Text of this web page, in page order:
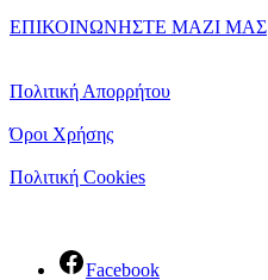
ΕΠΙΚΟΙΝΩΝΗΣΤΕ ΜΑΖΙ ΜΑΣ
Πολιτική Απορρήτου
Όροι Χρήσης
Πολιτική Cookies
Facebook